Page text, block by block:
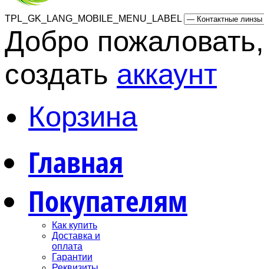
TPL_GK_LANG_MOBILE_MENU_LABEL
Добро
создать аккаунт
Корзина
Главная
Покупателям
Как купить
Доставка и
оплата
Гарантии